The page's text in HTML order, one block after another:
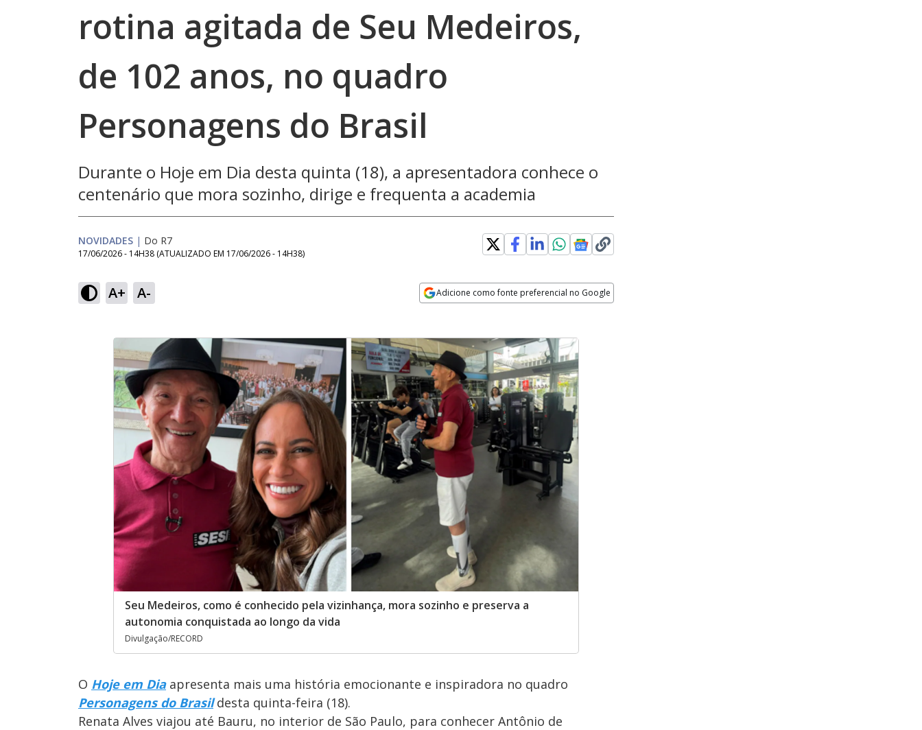
rotina agitada de Seu Medeiros,
de 102 anos, no quadro
Personagens do Brasil
Durante o Hoje em Dia desta quinta (18), a apresentadora conhece o
centenário que mora sozinho, dirige e frequenta a academia
NOVIDADES | Do R7
17/06/2026 - 14H38 (ATUALIZADO EM 17/06/2026 - 14H38)
A+ A- Adicione como fonte preferencial no Google
Seu Medeiros, como é conhecido pela vizinhança, mora sozinho e preserva a
autonomia conquistada ao longo da vida
Divulgação/RECORD
O Hoje em Diaapresenta mais uma história emocionante e inspiradora no quadro
Personagens do Brasildesta quinta-feira (18).
Renata Alves viajou até Bauru, no interior de São Paulo, para conhecer Antônio de